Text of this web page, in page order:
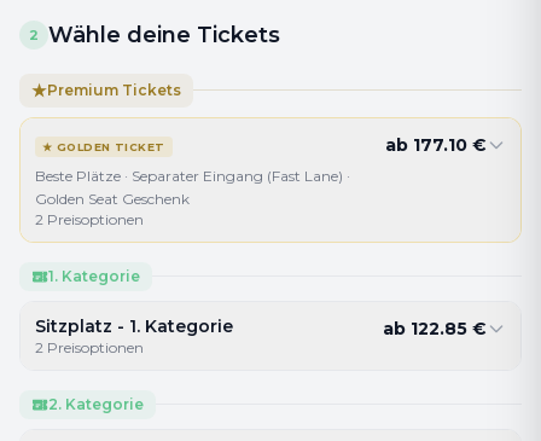
2 Wähle deine Tickets
★Premium Tickets
★ GOLDEN TICKET
Beste Plätze · Separater Eingang (Fast Lane) ·
Golden Seat Geschenk
2 Preisoptionen
ab 177.10 €
1. Kategorie
Sitzplatz - 1. Kategorie
2 Preisoptionen
ab 122.85 €
2. Kategorie